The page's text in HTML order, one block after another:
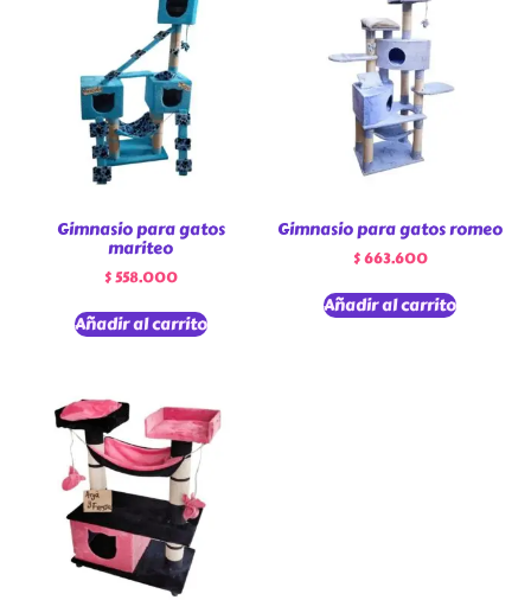
Gimnasio para gatos
mariteo
$558.000
Añadir al carrito
Gimnasio para gatos romeo
$663.600
Añadir al carrito